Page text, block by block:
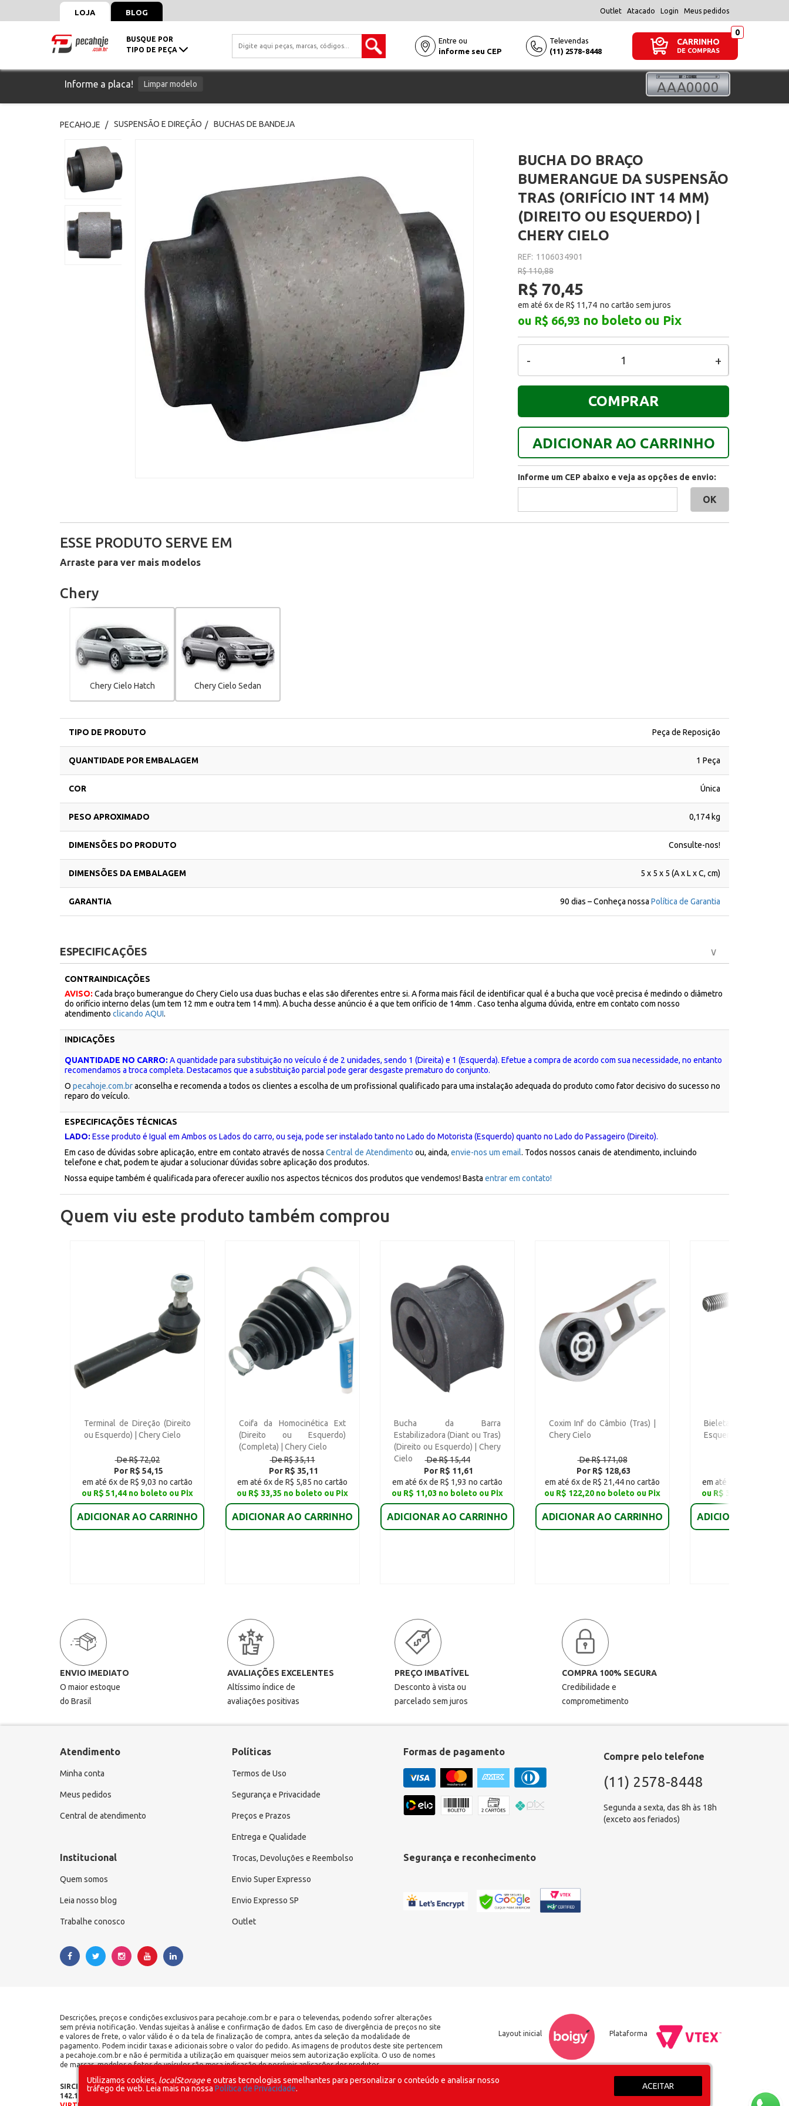
LOJA BLOG Outlet Atacado Login Meus pedidos
BUSQUE POR
TIPO DE PEÇA
Entre ou
informe seu CEP
Televendas
(11) 2578-8448
CARRINHO
DE COMPRAS
Informe a placa! Limpar modelo
PECAHOJE SUSPENSÃO E DIREÇÃO BUCHAS DE BANDEJA
BUCHA DO BRAÇO
BUMERANGUE DA SUSPENSÃO
TRAS (ORIFÍCIO INT 14 MM)
(DIREITO OU ESQUERDO) |
CHERY CIELO
REF: 1106034901
R$ 110,88
R$ 70,45
em até 6x de R$ 11,74
ou R$ 66,93 no boleto ou Pix
+
-
ADICIONAR AO CARRINHO
COMPRAR
Informe um CEP abaixo e veja as opções de envio:
ESSE PRODUTO SERVE EM
Arraste para ver mais modelos
Chery
Chery Cielo Hatch Chery Cielo Sedan
TIPO DE PRODUTO Peça de Reposição
QUANTIDADE POR EMBALAGEM 1 Peça
COR Única
PESO APROXIMADO 0,174 kg
DIMENSÕES DO PRODUTO Consulte-nos!
DIMENSÕES DA EMBALAGEM 5 x 5 x 5 (A x L x C, cm)
GARANTIA 90 dias – Conheça nossa Política de Garantia
ESPECIFICAÇÕES
CONTRAINDICAÇÕES
AVISO: Cada braço bumerangue do Chery Cielo usa duas buchas e elas são diferentes entre si. A forma mais fácil de identificar qual é a bucha que você precisa é medindo o diâmetro
do orifício interno delas (um tem 12 mm e outra tem 14 mm). A bucha desse anúncio é a que tem orifício de 14mm . Caso tenha alguma dúvida, entre em contato com nosso
atendimento clicando AQUI.
INDICAÇÕES
QUANTIDADE NO CARRO: A quantidade para substituição no veículo é de 2 unidades, sendo 1 (Direita) e 1 (Esquerda). Efetue a compra de acordo com sua necessidade, no entanto
recomendamos a troca completa. Destacamos que a substituição parcial pode gerar desgaste prematuro do conjunto.
O pecahoje.com.braconselha e recomenda a todos os clientes a escolha de um profissional qualificado para uma instalação adequada do produto como fator decisivo do sucesso no
reparo do veículo.
ESPECIFICAÇÕES TÉCNICAS
LADO: Esse produto é Igual em Ambos os Lados do carro, ou seja, pode ser instalado tanto no Lado do Motorista (Esquerdo) quanto no Lado do Passageiro (Direito).
Em caso de dúvidas sobre aplicação, entre em contato através de nossa Central de Atendimento ou, ainda, envie-nos um email. Todos nossos canais de atendimento, incluindo
telefone e chat, podem te ajudar a solucionar dúvidas sobre aplicação dos produtos.
Nossa equipe também é qualificada para oferecer auxílio nos aspectos técnicos dos produtos que vendemos! Basta entrar em contato!
Quem viu este produto também comprou
Terminal de Direção (Direito
ou Esquerdo) | Chery Cielo
De R$ 72,02
Por R$ 54,15
em até 6x de R$ 9,03 no cartão
ou R$ 51,44 no boleto ou Pix
ADICIONAR AO CARRINHO
Coifa da Homocinética Ext
(Direito ou Esquerdo)
(Completa) | Chery Cielo
De R$ 35,11
Por R$ 35,11
em até 6x de R$ 5,85 no cartão
ou R$ 33,35 no boleto ou Pix
ADICIONAR AO CARRINHO
Bucha da Barra
Estabilizadora (Diant ou Tras)
(Direito ou Esquerdo) | Chery
Cielo
De R$ 15,44
Por R$ 11,61
em até 6x de R$ 1,93 no cartão
ou R$ 11,03 no boleto ou Pix
ADICIONAR AO CARRINHO
Coxim Inf do Câmbio (Tras) |
Chery Cielo
De R$ 171,08
Por R$ 128,63
em até 6x de R$ 21,44 no cartão
ou R$ 122,20 no boleto ou Pix
ADICIONAR AO CARRINHO
Bieleta Tras
Esquerdo) | Chery
em até 6x de R$ 5,89
ou R$ 33,54 no boleto
ADICIONAR AO
ENVIO IMEDIATO
O maior estoque
do Brasil
AVALIAÇÕES EXCELENTES
Altíssimo índice de
avaliações positivas
PREÇO IMBATÍVEL
Desconto à vista ou
parcelado sem juros
COMPRA 100% SEGURA
Credibilidade e
comprometimento
Atendimento
Minha conta
Meus pedidos
Central de atendimento
Institucional
Quem somos
Leia nosso blog
Trabalhe conosco
Políticas
Termos de Uso
Segurança e Privacidade
Preços e Prazos
Entrega e Qualidade
Trocas, Devoluções e Reembolso
Envio Super Expresso
Envio Expresso SP
Outlet
Formas de pagamento Compre pelo telefone
(11) 2578-8448
Segunda a sexta, das 8h às 18h
(exceto aos feriados)
Segurança e reconhecimento
Descrições, preços e condições exclusivos para pecahoje.com.br e para o televendas, podendo sofrer alterações
sem prévia notificação. Vendas sujeitas à análise e confirmação de dados. Em caso de divergência de preços no site
e valores de frete, o valor válido é o da tela de finalização de compra, antes da seleção da modalidade de
pagamento. Podem incidir taxas e adicionais sobre o valor do pedido. As imagens de produtos deste site pertencem
a pecahoje.com.br e não é permitida a utilização em quaisquer meios sem autorização explícita. O uso de nomes
de marcas, modelos e fotos de veículos são mera indicação de possíveis aplicações dos produtos.
SIRCILLI COMÉRCIO DE COMPONENTES AUTOMOTIVOS LTDA | CNPJ: 17.653.102/0001-09 | IE:
142.141.908.115 | Rua do Manifesto, 1700 - Ipiranga - São Paulo/SP - CEP 04209-002 |
Layout inicial Plataforma
ACEITAR
Utilizamos cookies, localStoragee outras tecnologias semelhantes para personalizar o conteúdo e analisar nosso
tráfego de web. Leia mais na nossaPolítica de Privacidade.